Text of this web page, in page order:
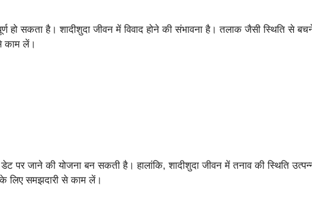
हो सकता है। शादीशुदा जीवन में विवाद होने की संभावना है। तलाक जैसी स्थिति से
काम लें।
पर जाने की योजना बन सकती है। हालांकि, शादीशुदा जीवन में तनाव की स्थिति
लिए समझदारी से काम लें।